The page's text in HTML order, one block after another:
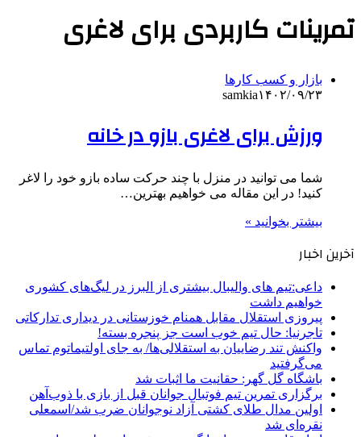
تمرینات کاربردی برای لاغری
بازار و کسب کارها
samkia۱۴۰۲/۰۹/۲۳
ورزش برای لاغری بازو در خانه
شما می توانید در منزل با چند حرکت ساده بازو خود را لاغر
کنید! در این مقاله می خواهیم بهترین…
بیشتر بخوانید »
آخرین اخبار
داعی:تیم های والیبال بیشتری از البرز در لیگ‌های کشوری
خواهیم داشت
پیروزی استقلال مقابل همنام خوزستانی در دیداری تدارکاتی
تاجرنیا: حال تیم خوب است جز پنجره بسته!
واکنش تند رضاییان به استقلالی‌ها/ به جای اولتیماتوم تماس
می‌گرفتید
باشگاه گل گهر: حقانیت ما اثبات شد
برگزاری تمرین تیم فوتبال جوانان قبل از بازی با ذوب‌آهن
اولین مدال طلای کشتی آزاد نوجوانان ضرب شد/اسمعلی
نقره‌ای شد